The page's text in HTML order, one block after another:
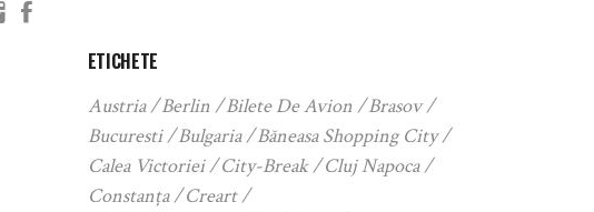
ETICHETE
Austria Berlin Bilete De Avion
Brasov
Bucuresti
Bulgaria
Băneasa Shopping City
Calea Victoriei
City-Break
Cluj Napoca
Constanța
Creart